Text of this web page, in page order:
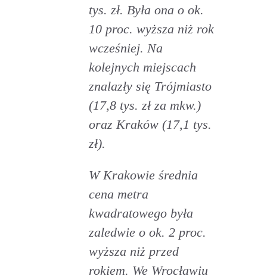
tys. zł. Była ona o ok.
10 proc. wyższa niż rok
wcześniej. Na
kolejnych miejscach
znalazły się Trójmiasto
(17,8 tys. zł za mkw.)
oraz Kraków (17,1 tys.
zł).
W Krakowie średnia
cena metra
kwadratowego była
zaledwie o ok. 2 proc.
wyższa niż przed
rokiem. We Wrocławiu